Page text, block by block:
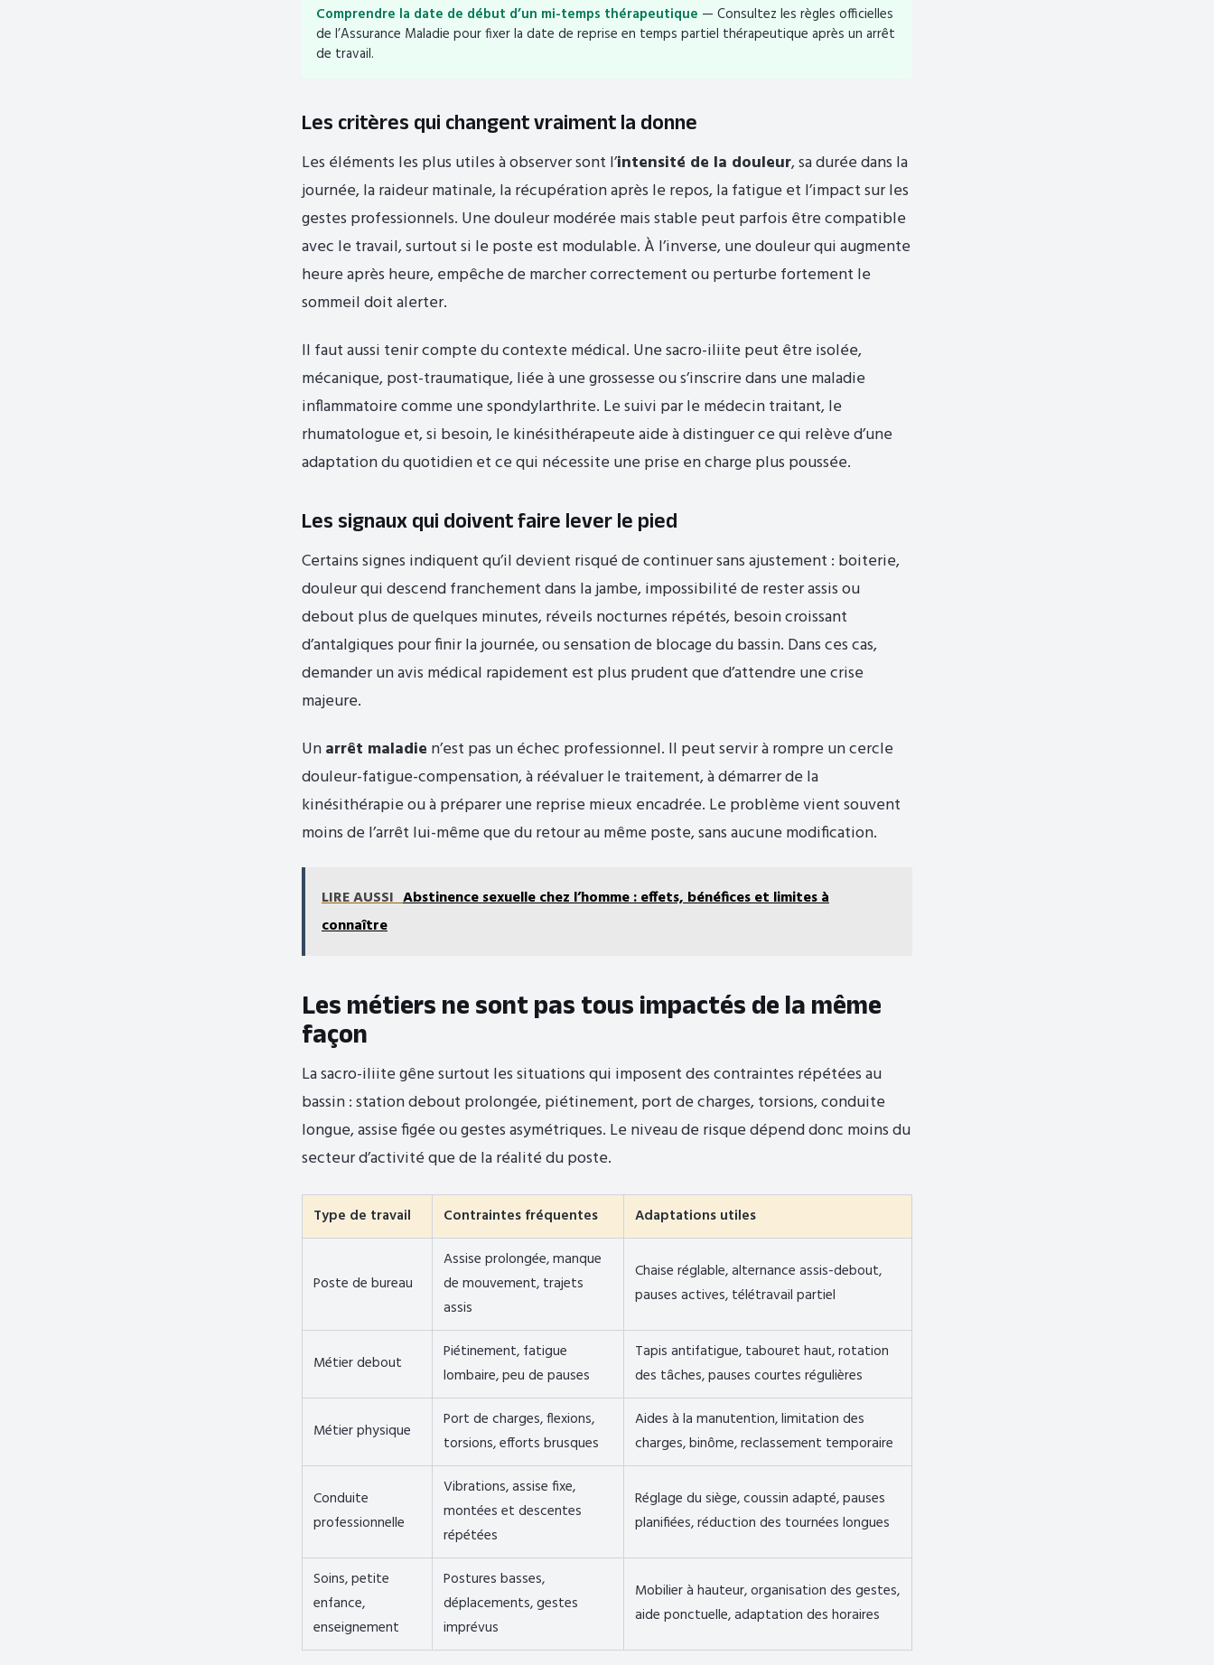
Comprendre la date de début d’un mi-temps thérapeutique — Consultez les règles officielles
de l’Assurance Maladie pour fixer la date de reprise en temps partiel thérapeutique après un arrêt
de travail.
Les critères qui changent vraiment la donne
Les éléments les plus utiles à observer sont l’intensité de la douleur, sa durée dans la
journée, la raideur matinale, la récupération après le repos, la fatigue et l’impact sur les
gestes professionnels. Une douleur modérée mais stable peut parfois être compatible
avec le travail, surtout si le poste est modulable. À l’inverse, une douleur qui augmente
heure après heure, empêche de marcher correctement ou perturbe fortement le
sommeil doit alerter.
Il faut aussi tenir compte du contexte médical. Une sacro-iliite peut être isolée,
mécanique, post-traumatique, liée à une grossesse ou s’inscrire dans une maladie
inflammatoire comme une spondylarthrite. Le suivi par le médecin traitant, le
rhumatologue et, si besoin, le kinésithérapeute aide à distinguer ce qui relève d’une
adaptation du quotidien et ce qui nécessite une prise en charge plus poussée.
Les signaux qui doivent faire lever le pied
Certains signes indiquent qu’il devient risqué de continuer sans ajustement : boiterie,
douleur qui descend franchement dans la jambe, impossibilité de rester assis ou
debout plus de quelques minutes, réveils nocturnes répétés, besoin croissant
d’antalgiques pour finir la journée, ou sensation de blocage du bassin. Dans ces cas,
demander un avis médical rapidement est plus prudent que d’attendre une crise
majeure.
Unarrêt maladie n’est pas un échec professionnel. Il peut servir à rompre un cercle
douleur-fatigue-compensation, à réévaluer le traitement, à démarrer de la
kinésithérapie ou à préparer une reprise mieux encadrée. Le problème vient souvent
moins de l’arrêt lui-même que du retour au même poste, sans aucune modification.
LIRE AUSSI Abstinence sexuelle chez l’homme : effets, bénéfices et limites à
connaître
Les métiers ne sont pas tous impactés de la même
façon
La sacro-iliite gêne surtout les situations qui imposent des contraintes répétées au
bassin : station debout prolongée, piétinement, port de charges, torsions, conduite
longue, assise figée ou gestes asymétriques. Le niveau de risque dépend donc moins du
secteur d’activité que de la réalité du poste.
Type de travail Contraintes fréquentes Adaptations utiles
Poste de bureau
Assise prolongée, manque
de mouvement, trajets
assis
Chaise réglable, alternance assis-debout,
pauses actives, télétravail partiel
Métier debout
Piétinement, fatigue
lombaire, peu de pauses
Tapis antifatigue, tabouret haut, rotation
des tâches, pauses courtes régulières
Métier physique
Port de charges, flexions,
torsions, efforts brusques
Aides à la manutention, limitation des
charges, binôme, reclassement temporaire
Conduite
professionnelle
Vibrations, assise fixe,
montées et descentes
répétées
Réglage du siège, coussin adapté, pauses
planifiées, réduction des tournées longues
Soins, petite
enfance,
enseignement
Postures basses,
déplacements, gestes
imprévus
Mobilier à hauteur, organisation des gestes,
aide ponctuelle, adaptation des horaires